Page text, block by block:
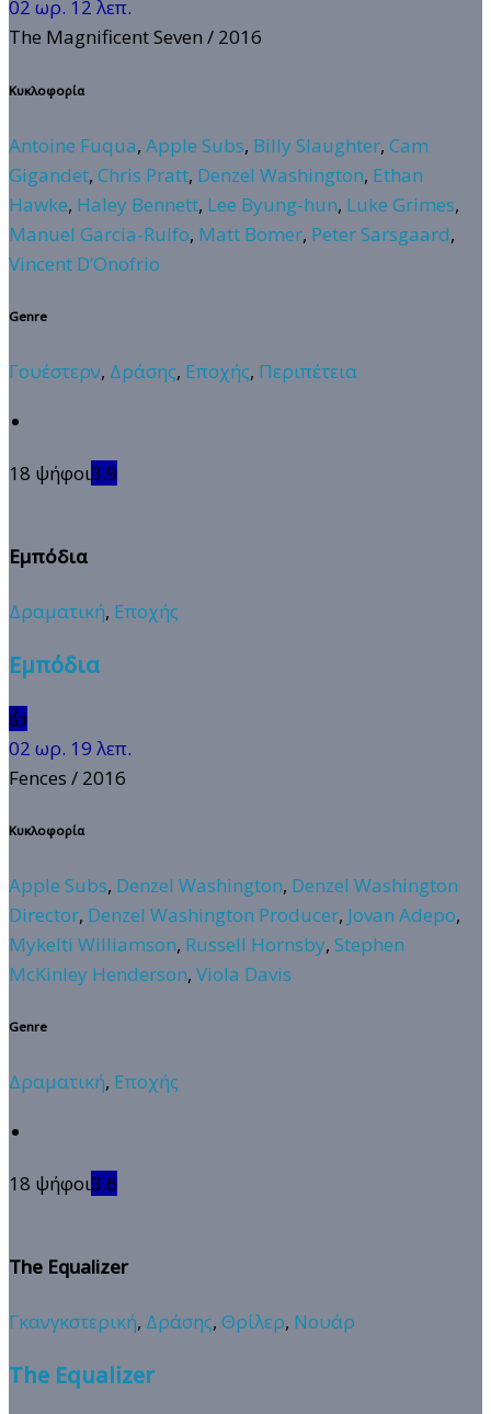
02 ωρ. 12 λεπ.
The Magnificent Seven / 2016
Κυκλοφορία
Antoine Fuqua, Apple Subs, Billy Slaughter, Cam
Gigandet, Chris Pratt, Denzel Washington, Ethan
Hawke, Haley Bennett, Lee Byung-hun, Luke Grimes,
Manuel Garcia-Rulfo, Matt Bomer, Peter Sarsgaard,
Vincent D’Onofrio
Genre
Γουέστερν, Δράσης, Εποχής, Περιπέτεια
18 ψήφοι3.9
Εμπόδια
Δραματική, Εποχής
Εμπόδια
👍
02 ωρ. 19 λεπ.
Fences / 2016
Κυκλοφορία
Apple Subs, Denzel Washington, Denzel Washington
Director, Denzel Washington Producer, Jovan Adepo,
Mykelti Williamson, Russell Hornsby, Stephen
McKinley Henderson, Viola Davis
Genre
Δραματική, Εποχής
18 ψήφοι3.6
The Equalizer
Γκανγκστερική, Δράσης, Θρίλερ, Νουάρ
The Equalizer